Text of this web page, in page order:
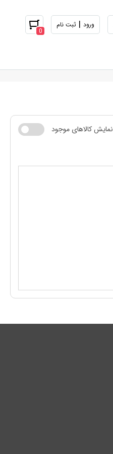
ورود | ثبت نام
0
نمایش کالاهای موجود